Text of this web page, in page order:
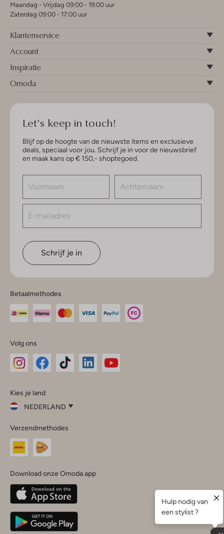
Maandag - Vrijdag 09:00 - 19:00 uur
Zaterdag 09:00 - 17:00 uur
Klantenservice
Account
Inspiratie
Omoda
Let's keep in touch!
Blijf op de hoogte van de nieuwste items en exclusieve
deals, speciaal voor jou. Schrijf je in voor de nieuwsbrief
en maak kans op € 150,- shoptegoed.
Schrijf je in
Betaalmethodes
Volg ons
InstagramFacebook
Kies je land
NEDERLAND
je
land
Nederland
Belgique(Français)
Deutschland
Verzendmethodes
Download onze Omoda app